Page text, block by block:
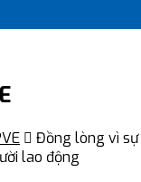
 Đồng lòng vì
lao động